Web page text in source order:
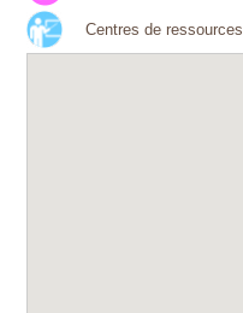
Centres de ressources